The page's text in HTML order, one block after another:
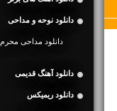
دانلود نوحه و مداحی
دانلود مداحی محرم
دانلود آهنگ قدیمی
دانلود ریمیکس